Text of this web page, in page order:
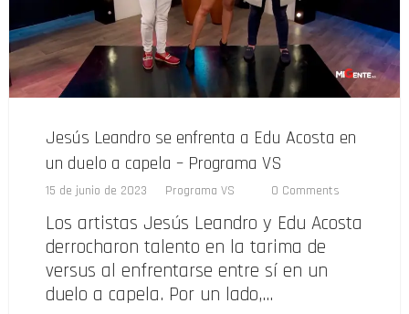
Jesús Leandro se enfrenta a Edu Acosta en
un duelo a capela – Programa VS
15 de junio de 2023 Programa VS 0 Comments
Los artistas Jesús Leandro y Edu Acosta
derrocharon talento en la tarima de
versus al enfrentarse entre sí en un
duelo a capela. Por un lado,…